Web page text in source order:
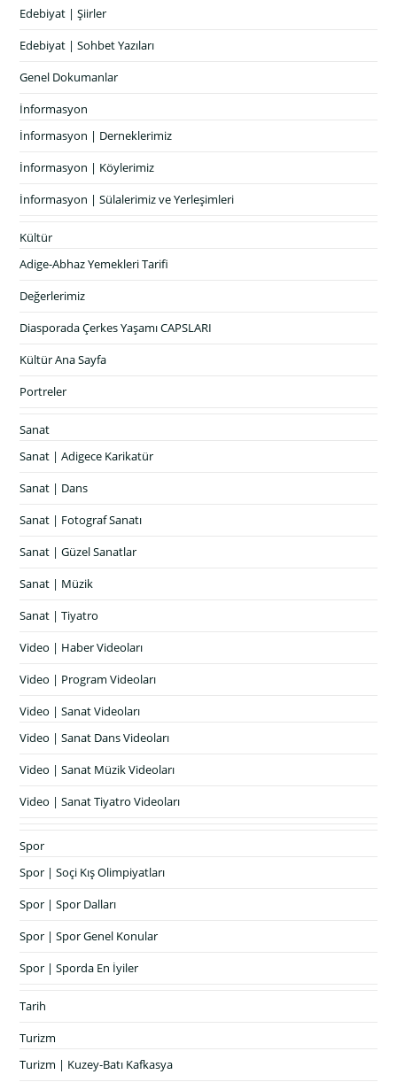
Edebiyat | Şiirler
Edebiyat | Sohbet Yazıları
Genel Dokumanlar
İnformasyon
İnformasyon | Derneklerimiz
İnformasyon | Köylerimiz
İnformasyon | Sülalerimiz ve Yerleşimleri
Kültür
Adige-Abhaz Yemekleri Tarifi
Değerlerimiz
Diasporada Çerkes Yaşamı CAPSLARI
Kültür Ana Sayfa
Portreler
Sanat
Sanat | Adigece Karikatür
Sanat | Dans
Sanat | Fotograf Sanatı
Sanat | Güzel Sanatlar
Sanat | Müzik
Sanat | Tiyatro
Video | Haber Videoları
Video | Program Videoları
Video | Sanat Videoları
Video | Sanat Dans Videoları
Video | Sanat Müzik Videoları
Video | Sanat Tiyatro Videoları
Spor
Spor | Soçi Kış Olimpiyatları
Spor | Spor Dalları
Spor | Spor Genel Konular
Spor | Sporda En İyiler
Tarih
Turizm
Turizm | Kuzey-Batı Kafkasya